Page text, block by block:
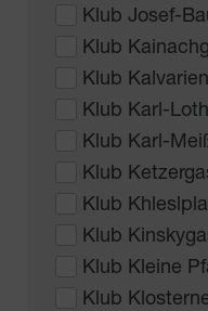
Klub Josef-
Klub
Klub
Klub Karl-
Klub Karl-
Klub
Klub
Klub
Klub Kleine
Klub